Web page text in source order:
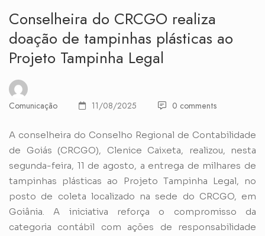
Conselheira do CRCGO realiza
doação de tampinhas plásticas ao
Projeto Tampinha Legal
Comunicação 11/08/2025 0 comments
A conselheira do Conselho Regional de Contabilidade
de Goiás (CRCGO), Clenice Caixeta, realizou, nesta
segunda-feira, 11 de agosto, a entrega de milhares de
tampinhas plásticas ao Projeto Tampinha Legal, no
posto de coleta localizado na sede do CRCGO, em
Goiânia. A iniciativa reforça o compromisso da
categoria contábil com ações de responsabilidade